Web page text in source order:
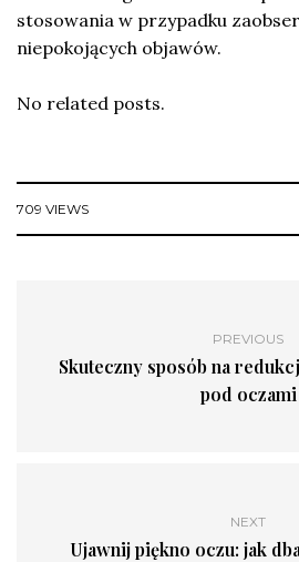
stosowania w przypadku
niepokojących objawów.
No related posts.
709 VIEWS
PREVIOUS
Skuteczny sposób na
pod oczami
NEXT
Ujawnij piękno oczu: jak